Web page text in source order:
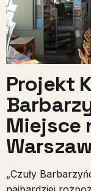
Projekt
Miejsce
„Czuły